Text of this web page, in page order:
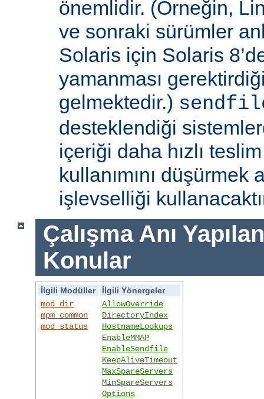
önemlidir. (Örneğin,
ve sonraki sürümler
Solaris için Solaris
yamanması
gelmektedir.)
desteklendiği
içeriği daha hızlı
kullanımını düşürmek
işlevselliği
Çalışma Anı
Konular
İlgili Modüller
İlgili Yönergeler
mod_dir
mpm_common
mod_status
AllowOverride
DirectoryIndex
HostnameLookups
EnableMMAP
EnableSendfile
KeepAliveTimeout
MaxSpareServers
MinSpareServers
Options